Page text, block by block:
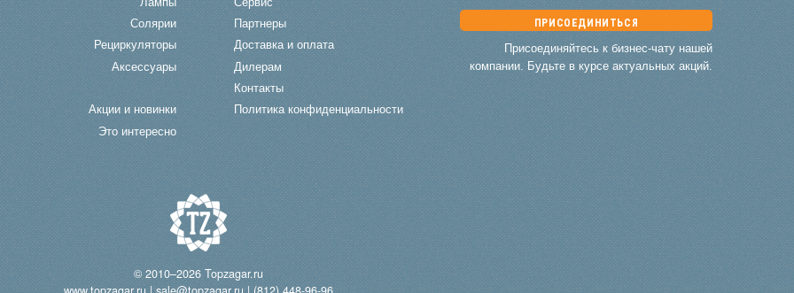
Солярии
Рециркуляторы
Аксессуары
Акции и новинки
Это интересно
Партнеры
Доставка и оплата
Дилерам
Контакты
Политика конфиденциальности
ПРИСОЕДИНИТЬСЯ
Присоединяйтесь к бизнес-чату нашей
компании. Будьте в курсе актуальных акций.
© 2010–2026Topzagar.ru